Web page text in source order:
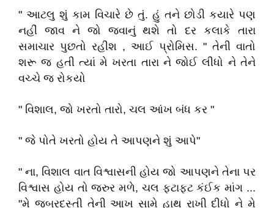
" આટલુ શું કામ વિચારે છે તું. હું તને છોડી કયારે પણ
નહીં જાવ ને જો જવાનું થશે તો દર કલાકે તારા
સમાચાર પુછતો રહીશ , આઈ પ્રોમિસ. " તેની વાતો
શરૂ જ હતી ત્યાં મે ખરતા તારા ને જોઈ લીધો ને તેને
વચ્ચે જ રોકયો
" વિશાલ, જો ખરતો તારો, ચલ આંખ બંધ કર "
" જે પોતે ખરતો હોય તે આપણને શું આપે"
" ના, વિશાલ વાત વિશ્વાસની હોય જો આપણને તેના પર
વિશ્વાસ હોય તો જરુર મળે, ચલ ફટાફટ કંઈક માંગ ...
"મે જબરદસ્તી તેની આખ સામે હાથ રાખી દીધો ને મે